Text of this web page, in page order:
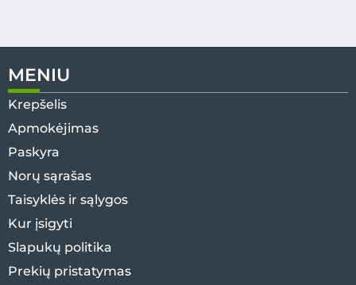
MENIU
Krepšelis
Apmokėjimas
Paskyra
Norų sąrašas
Taisyklės ir sąlygos
Kur įsigyti
Slapukų politika
Prekių pristatymas